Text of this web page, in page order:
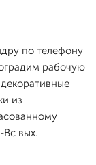
по телефону
рабочую
из
вых.